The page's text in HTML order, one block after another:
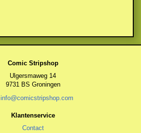
Comic Stripshop
Ulgersmaweg 14
9731 BS Groningen
info@comicstripshop.com
Klantenservice
Contact